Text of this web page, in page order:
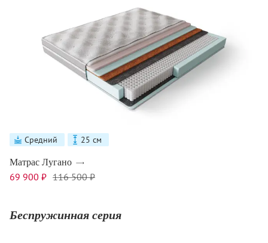
Средний 25 см
Матрас Лугано
69 900 ₽ 116 500 ₽
Беспружинная серия